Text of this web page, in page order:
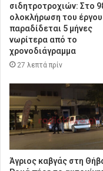
σιδητροτροχιών: Στο
ολοκλήρωση του
παραδίδεται 5 μήνες
νωρίτερα από το
χρονοδιάγραμμα
27 λεπτά πρίν
Άγριος καβγάς στη